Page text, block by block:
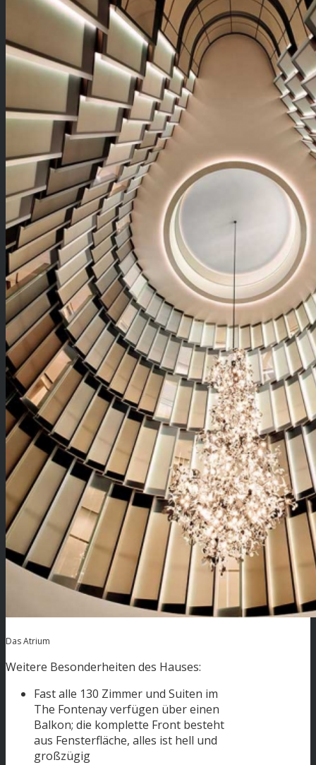
Das Atrium
Weitere Besonderheiten des Hauses:
Fast alle 130 Zimmer und Suiten im
The Fontenay verfügen über einen
Balkon; die komplette Front besteht
aus Fensterfläche, alles ist hell und
großzügig